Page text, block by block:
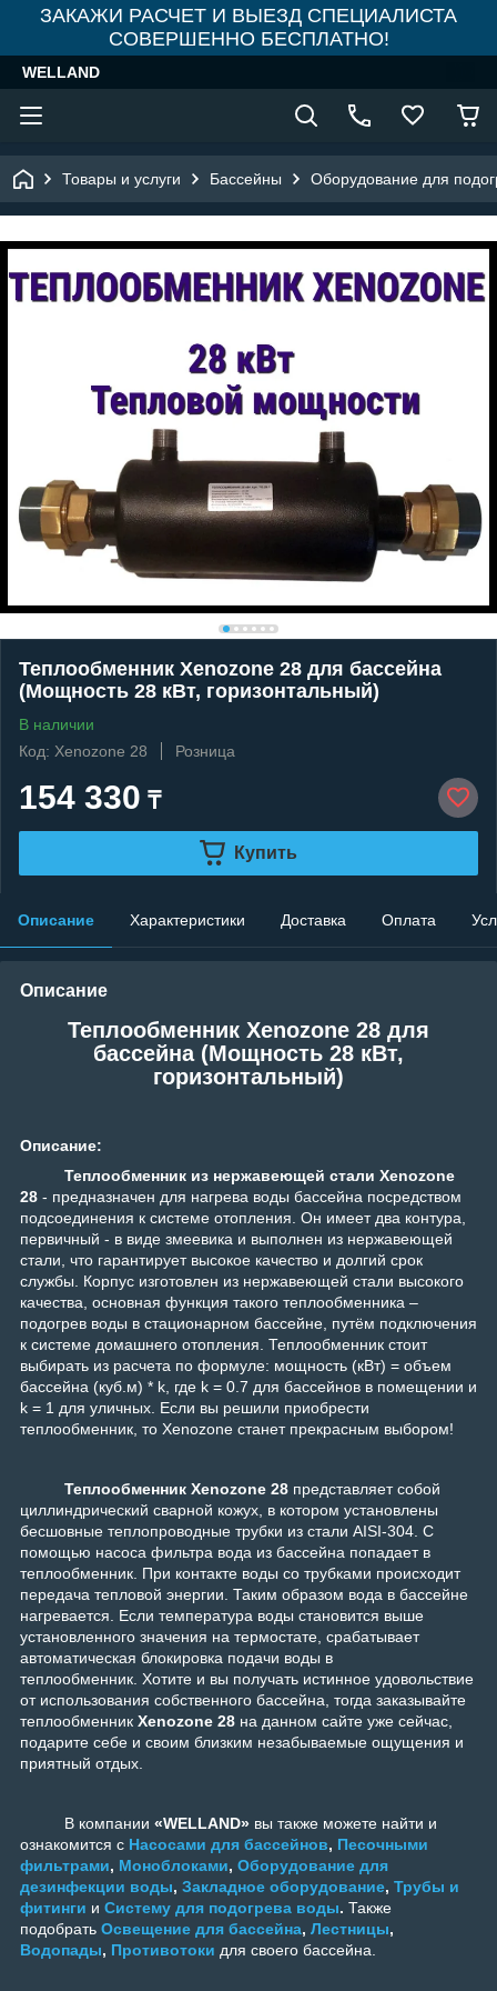
ЗАКАЖИ РАСЧЕТ И ВЫЕЗД СПЕЦИАЛИСТА
СОВЕРШЕННО БЕСПЛАТНО!
WELLAND
Товары и услуги Бассейны Оборудование для
Теплообменник Xenozone 28 для бассейна
(Мощность 28 кВт, горизонтальный)
В наличии
Код: Xenozone 28
Розница
154 330 ₸
Купить
Описание Характеристики Доставка Оплата
Описание
Теплообменник Xenozone 28 для
бассейна (Мощность 28 кВт,
горизонтальный)
Описание:
Теплообменник из нержавеющей стали Xenozone
28 - предназначен для нагрева воды бассейна посредством
подсоединения к системе отопления. Он имеет два контура,
первичный - в виде змеевика и выполнен из нержавеющей
стали, что гарантирует высокое качество и долгий срок
службы. Корпус изготовлен из нержавеющей стали высокого
качества, основная функция такого теплообменника –
подогрев воды в стационарном бассейне, путём подключения
к системе домашнего отопления. Теплообменник стоит
выбирать из расчета по формуле: мощность (кВт) = объем
бассейна (куб.м) * k, где k = 0.7 для бассейнов в помещении и
k = 1 для уличных. Если вы решили приобрести
теплообменник, то Xenozone станет прекрасным выбором!
Теплообменник Xenozone 28 представляет собой
циллиндрический сварной кожух, в котором установлены
бесшовные теплопроводные трубки из стали AISI-304. С
помощью насоса фильтра вода из бассейна попадает в
теплообменник. При контакте воды со трубками происходит
передача тепловой энергии. Таким образом вода в бассейне
нагревается. Если температура воды становится выше
установленного значения на термостате, срабатывает
автоматическая блокировка подачи воды в
теплообменник. Хотите и вы получать истинное удовольствие
от использования собственного бассейна, тогда заказывайте
теплообменник Xenozone 28 на данном сайте уже сейчас,
подарите себе и своим близким незабываемые ощущения и
приятный отдых.
В компании «WELLAND» вы также можете найти и
ознакомится с Насосами для бассейнов, Песочными
фильтрами, Моноблоками, Оборудование для
дезинфекции воды, Закладное оборудование, Трубы и
фитинги и Систему для подогрева воды. Также
подобрать Освещение для бассейна, Лестницы,
Водопады, Противотоки для своего бассейна.